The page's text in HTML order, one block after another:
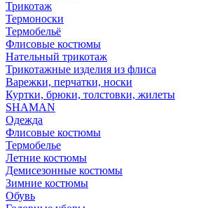
Трикотаж
Термоноски
Термобельё
Флисовые костюмы
Нательный трикотаж
Трикотажные изделия из флиса
Варежки, перчатки, носки
Куртки, брюки, толстовки, жилеты
SHAMAN
Одежда
Флисовые костюмы
Термобелье
Летние костюмы
Демисезонные костюмы
Зимние костюмы
Обувь